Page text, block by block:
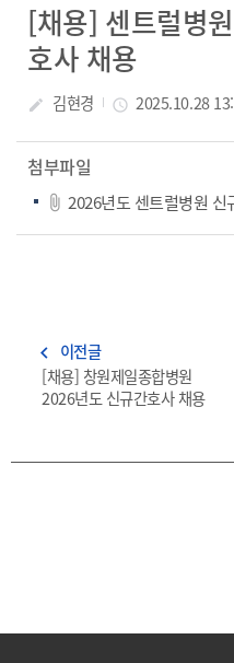
[채용] 센트럴병
호사 채용
create 김현경 access_time 2025.10.28
첨부파일
2026년도 센트럴병원
navigate_before 이전글
[채용] 창원제일종합병원
2026년도 신규간호사 채용